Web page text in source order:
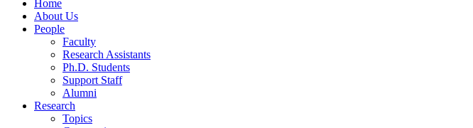
Home
About Us
People
Faculty
Research Assistants
Ph.D. Students
Support Staff
Alumni
Research
Topics